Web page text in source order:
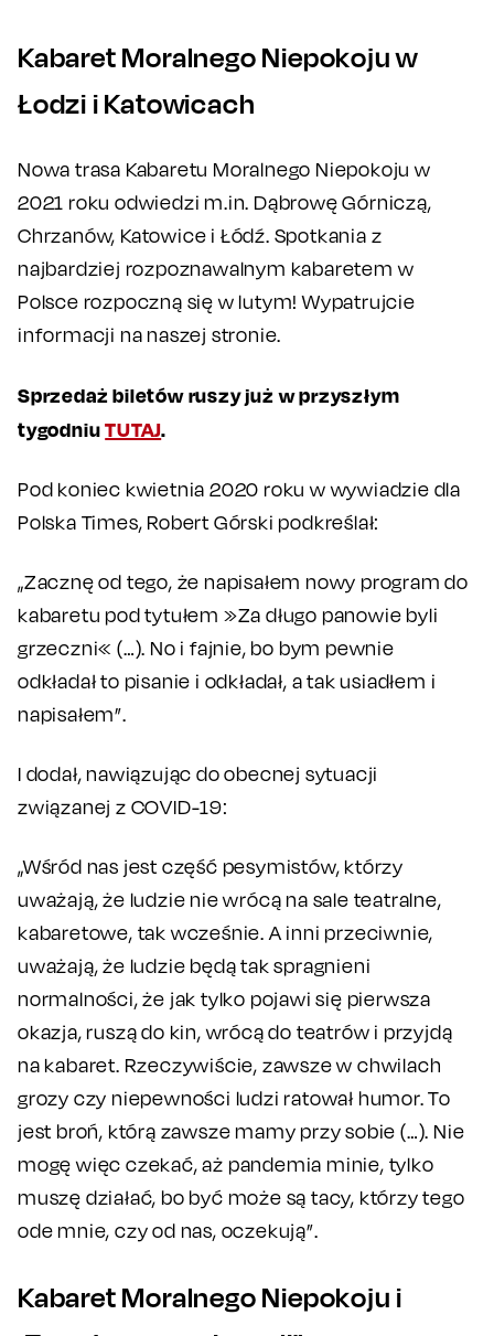
Kabaret Moralnego Niepokoju w
Łodzi i Katowicach
Nowa trasa Kabaretu Moralnego Niepokoju w
2021 roku odwiedzi m.in. Dąbrowę Górniczą,
Chrzanów, Katowice i Łódź. Spotkania z
najbardziej rozpoznawalnym kabaretem w
Polsce rozpoczną się w lutym! Wypatrujcie
informacji na naszej stronie.
Sprzedaż biletów ruszy już w przyszłym
tygodniuTUTAJ.
Pod koniec kwietnia 2020 roku w wywiadzie dla
Polska Times, Robert Górski podkreślał:
„Zacznę od tego, że napisałem nowy program do
kabaretu pod tytułem »Za długo panowie byli
grzeczni« (…). No i fajnie, bo bym pewnie
odkładał to pisanie i odkładał, a tak usiadłem i
napisałem”.
I dodał, nawiązując do obecnej sytuacji
związanej z COVID-19:
„Wśród nas jest część pesymistów, którzy
uważają, że ludzie nie wrócą na sale teatralne,
kabaretowe, tak wcześnie. A inni przeciwnie,
uważają, że ludzie będą tak spragnieni
normalności, że jak tylko pojawi się pierwsza
okazja, ruszą do kin, wrócą do teatrów i przyjdą
na kabaret. Rzeczywiście, zawsze w chwilach
grozy czy niepewności ludzi ratował humor. To
jest broń, którą zawsze mamy przy sobie (…). Nie
mogę więc czekać, aż pandemia minie, tylko
muszę działać, bo być może są tacy, którzy tego
ode mnie, czy od nas, oczekują”.
Kabaret Moralnego Niepokoju i